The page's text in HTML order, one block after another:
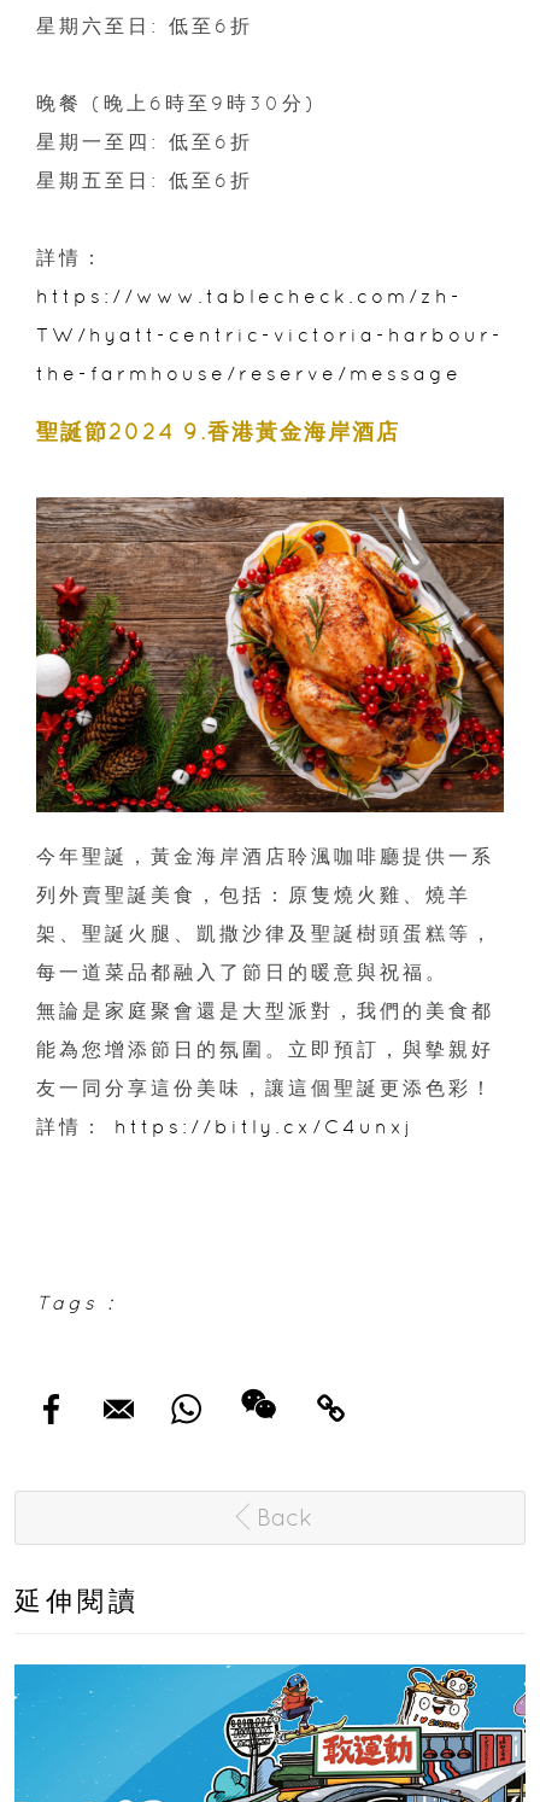
星期六至日: 低至6折
晚餐 (晚上6時至9時30分)
星期一至四: 低至6折
星期五至日: 低至6折
詳情：
https://www.tablecheck.com/zh-
TW/hyatt-centric-victoria-harbour-
the-farmhouse/reserve/message
聖誕節2024 9.香港黃金海岸酒店
今年聖誕，黃金海岸酒店聆渢咖啡廳提供一系
列外賣聖誕美食，包括：原隻燒火雞、燒羊
架、聖誕火腿、凱撒沙律及聖誕樹頭蛋糕等，
每一道菜品都融入了節日的暖意與祝福。
無論是家庭聚會還是大型派對，我們的美食都
能為您增添節日的氛圍。立即預訂，與摰親好
友一同分享這份美味，讓這個聖誕更添色彩！
詳情： https://bitly.cx/C4unxj
Tags :
Back
延伸閱讀